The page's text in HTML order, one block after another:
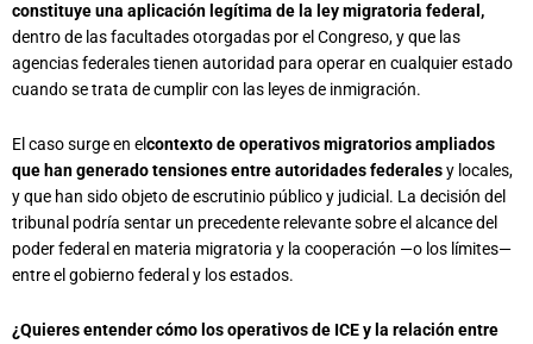
constituye una aplicación legítima de la ley migratoria federal,
dentro de las facultades otorgadas por el Congreso, y que las
agencias federales tienen autoridad para operar en cualquier estado
cuando se trata de cumplir con las leyes de inmigración.
El caso surge en elcontexto de operativos migratorios ampliados
que han generado tensiones entre autoridades federalesy locales,
y que han sido objeto de escrutinio público y judicial. La decisión del
tribunal podría sentar un precedente relevante sobre el alcance del
poder federal en materia migratoria y la cooperación —o los límites—
entre el gobierno federal y los estados.
¿Quieres entender cómo los operativos de ICE y la relación entre